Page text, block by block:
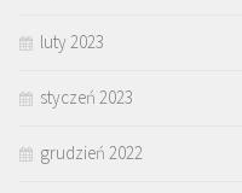
luty 2023
styczeń 2023
grudzień 2022